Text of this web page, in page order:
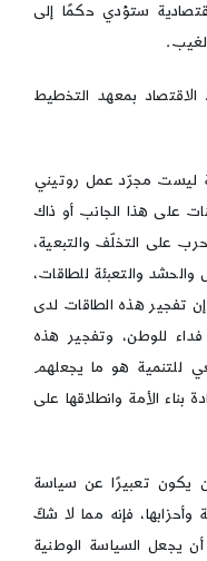
اقتصادية ستؤدي حكمًا إلى
الاقتصاد بمعهد التخطيط
ليست مجرّد عمل روتيني
على هذا الجانب أو ذاك
على التخلّف والتبعية،
والتعبئة للطاقات،
تفجير هذه الطاقات لدى
للوطن، وتفجير هذه
للتنمية هو ما يجعلهم
بناء الأمة وانطلاقها على
أن يكون تعبيرًا عن سياسة
فإنه مما لا شكّ
يجعل السياسة الوطنية